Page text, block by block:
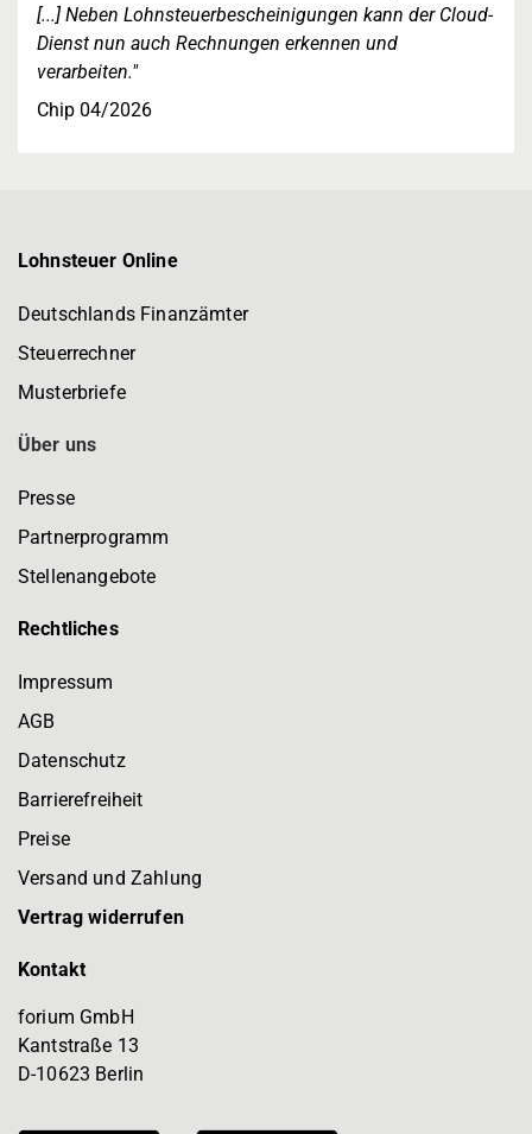
[...] Neben Lohnsteuerbescheinigungen kann der Cloud-
Dienst nun auch Rechnungen erkennen und
verarbeiten."
Chip 04/2026
Lohnsteuer Online
Deutschlands Finanzämter
Steuerrechner
Musterbriefe
Über uns
Presse
Partnerprogramm
Stellenangebote
Rechtliches
Impressum
AGB
Datenschutz
Barrierefreiheit
Preise
Versand und Zahlung
Vertrag widerrufen
Kontakt
forium GmbH
Kantstraße 13
D-10623 Berlin